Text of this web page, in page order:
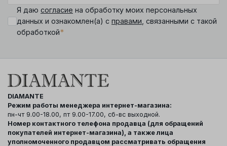
Я даю согласие на обработку моих персональных
данных и ознакомлен(а) с правами , связанными с такой
обработкой*
DIAMANTE
Режим работы менеджера интернет-магазина:
пн-чт 9.00-18.00, пт 9.00-17.00, сб-вс выходной.
Номер контактного телефона продавца (для обращений
покупателей интернет-магазина), а также лица
уполномоченного продавцом рассматривать обращения